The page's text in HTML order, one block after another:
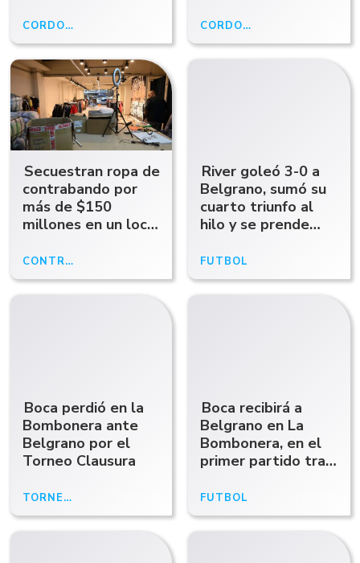
Córdoba
CÓRDOBA CÓRDOBA
Secuestran ropa de
contrabando por
más de $150
millones en un local
CONTRABANDO
River goleó 3-0 a
Belgrano, sumó su
cuarto triunfo al
hilo y se prende
FÚTBOL
Boca perdió en la
Bombonera ante
Belgrano por el
Torneo Clausura
TORNEO CLAUSURA
Boca recibirá a
Belgrano en La
Bombonera, en el
primer partido tras
Miguel Ángel Russo
FÚTBOL